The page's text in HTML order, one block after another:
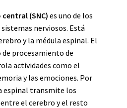
(SNC) es uno de los
nerviosos. Está
y la médula espinal. El
procesamiento de
actividades como el
y las emociones. Por
espinal transmite los
el cerebro y el resto